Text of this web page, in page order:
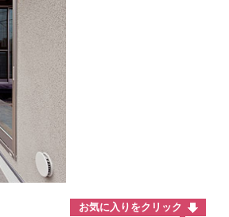
お気に入りをクリック